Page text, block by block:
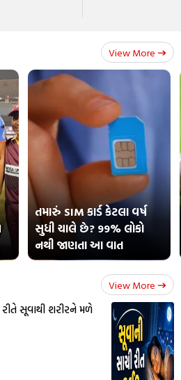
View More
તમારું SIM કાર્ડ કેટલા વર્ષ
સુધી ચાલે છે? 99% લોકો
નથી જાણતા આ વાત
View More
સૂવાથી શરીરને મળે